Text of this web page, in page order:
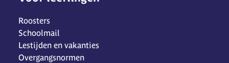
Roosters
Schoolmail
Lestijden en vakanties
Overgangsnormen